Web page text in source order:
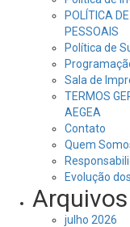
POLÍTICA
PESSOAIS
Política de
Sala de
TERMOS
AEGEA
Contato
Quem
Evolução
Arquivos
julho 2026